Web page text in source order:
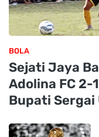
BOLA
Sejati Jaya
Adolina FC 2-
Bupati Sergai